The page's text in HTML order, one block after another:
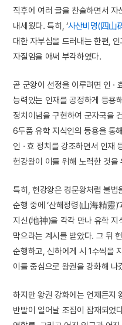
직후에 여러 글을 찬술하면서 자
내세웠다. 특히, ‘사산비명(四山
대한 자부심을 드러내는 한편,
자질임을 애써 부각하였다.
곧 군왕이 선정을 이루려면 인 ·
능력있는 인재를 공정하게 등용
정치이념을 구현하여 군자국을
6두품 유학 지식인의 등용을 통
인 · 효 정치를 강조하면서 인재
헌강왕이 이를 위해 노력한 것을
특히, 헌강왕은 경문왕처럼 불
순행 중에 ‘산해정령(山海精靈
지신(地神)을 각각 만나 유학 지
막으라는 계시를 받았다. 그 뒤
순행하고, 신하에게 시 1수씩을
이를 중심으로 왕권을 강화해 나
하지만 왕권 강화에는 언제든지
반발이 일어날 조짐이 잠재되었